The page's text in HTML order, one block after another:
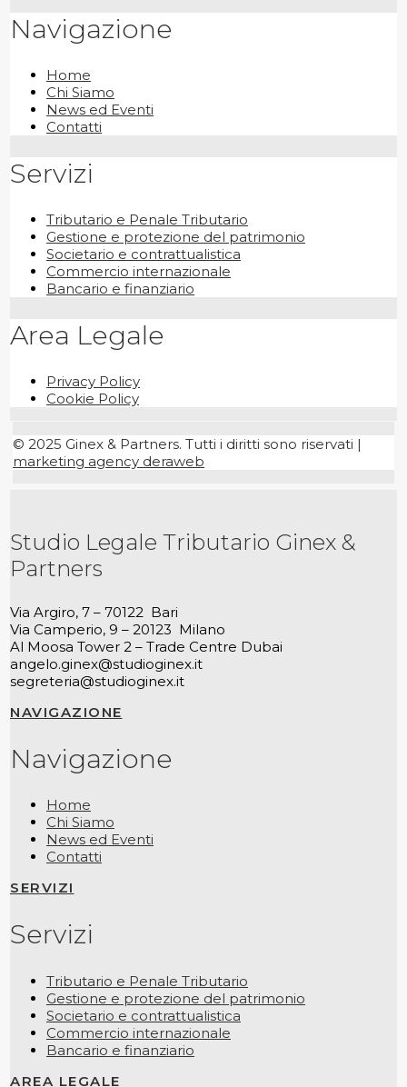
Navigazione
Home
Chi Siamo
News ed Eventi
Contatti
Servizi
Tributario e Penale Tributario
Gestione e protezione del patrimonio
Societario e contrattualistica
Commercio internazionale
Bancario e finanziario
Area Legale
Privacy Policy
Cookie Policy
© 2025 Ginex & Partners. Tutti i diritti sono riservati |
marketing agency deraweb
Studio Legale Tributario Ginex &
Partners
Via Argiro, 7 – 70122 Bari
Via Camperio, 9 – 20123 Milano
Al Moosa Tower 2 – Trade Centre Dubai
angelo.ginex@studioginex.it
segreteria@studioginex.it
NAVIGAZIONE
Navigazione
Home
Chi Siamo
News ed Eventi
Contatti
SERVIZI
Servizi
Tributario e Penale Tributario
Gestione e protezione del patrimonio
Societario e contrattualistica
Commercio internazionale
Bancario e finanziario
AREA LEGALE